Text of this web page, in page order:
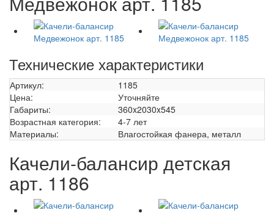
Технические характеристики
Артикул:
1185
Цена:
Уточняйте
Габариты:
360x2030x545
Возрастная категория:
4-7 лет
Материалы:
Влагостойкая фанера, металл
Качели-балансир детская
арт. 1186